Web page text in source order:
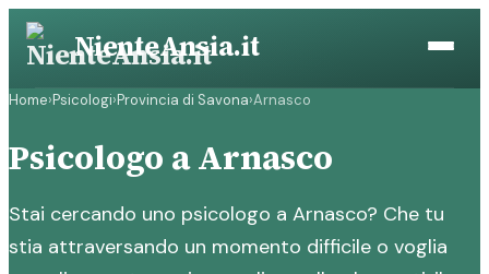
Vai
contenuto
NienteAnsia.it
Home›Psicologi›Provincia di Savona›Arnasco
Psicologo a Arnasco
Stai cercando uno psicologo a Arnasco? Che tu
stia attraversando un momento difficile o voglia